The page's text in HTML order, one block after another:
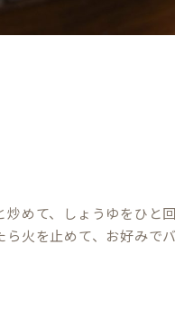
めて、しょうゆをひと回
火を止めて、お好みで